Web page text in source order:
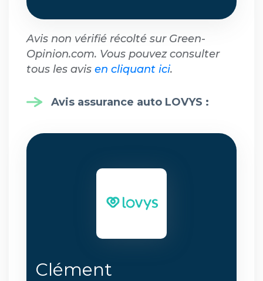
Avis non vérifié récolté sur Green-
Opinion.com. Vous pouvez consulter
tous les avis en cliquant ici.
Avis assurance auto LOVYS :
Clément